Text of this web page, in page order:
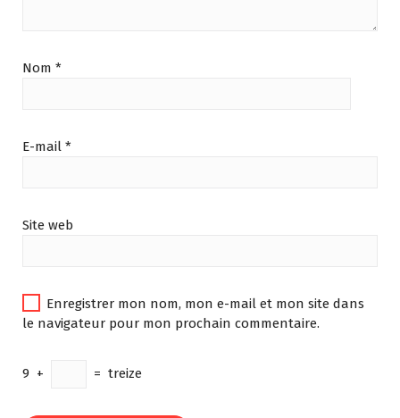
Nom *
E-mail *
Site web
Enregistrer mon nom, mon e-mail et mon site dans
le navigateur pour mon prochain commentaire.
9 + = treize